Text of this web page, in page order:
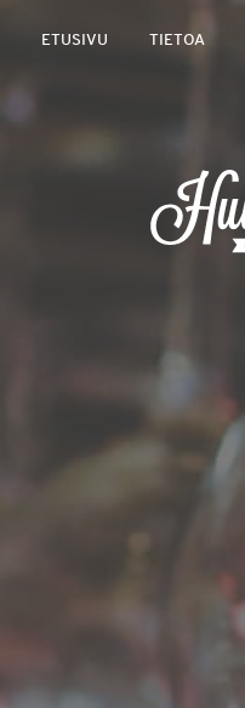
ETUSIVU TIETOA